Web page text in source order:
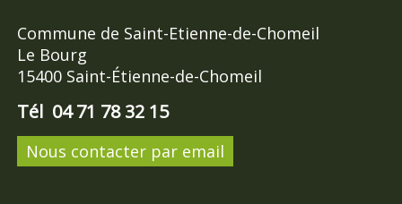
Commune de Saint-Etienne-de-Chomeil
Le Bourg
15400 Saint-Étienne-de-Chomeil
Tél 04 71 78 32 15
Nous contacter par email